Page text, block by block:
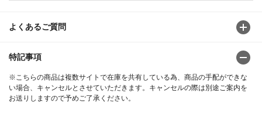
よくあるご質問
特記事項
※こちらの商品は複数サイトで在庫を共有している為、商品の手配ができな
い場合、キャンセルとさせていただきます。キャンセルの際は別途ご案内を
お送りしますので予めご了承ください。